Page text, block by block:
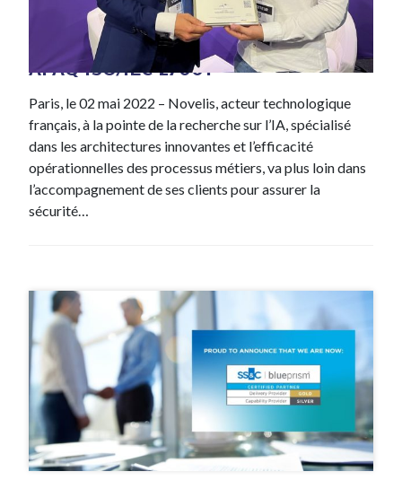
9 Juin , 2022
Novelis obtient la certification
AFAQ ISO/IEC 27001
Paris, le 02 mai 2022 – Novelis, acteur technologique
français, à la pointe de la recherche sur l’IA, spécialisé
dans les architectures innovantes et l’efficacité
opérationnelles des processus métiers, va plus loin dans
l’accompagnement de ses clients pour assurer la
sécurité…